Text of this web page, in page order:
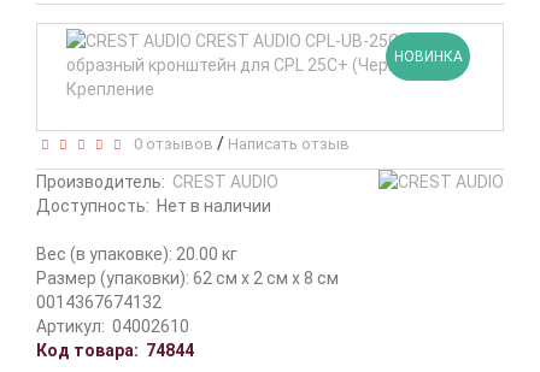
НОВИНКА
0 отзывов / Написать отзыв
Производитель: CREST AUDIO
Доступность: Нет в наличии
Вес (в упаковке): 20.00 кг
Размер (упаковки): 62 см x 2 см x 8 см
0014367674132
Артикул: 04002610
Код товара: 74844